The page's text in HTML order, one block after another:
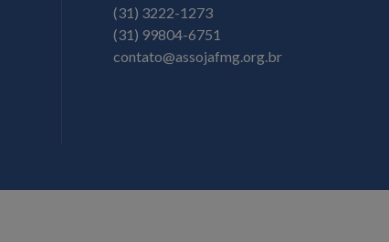
(31) 3222-1273
(31) 99804-6751
contato@assojafmg.org.br